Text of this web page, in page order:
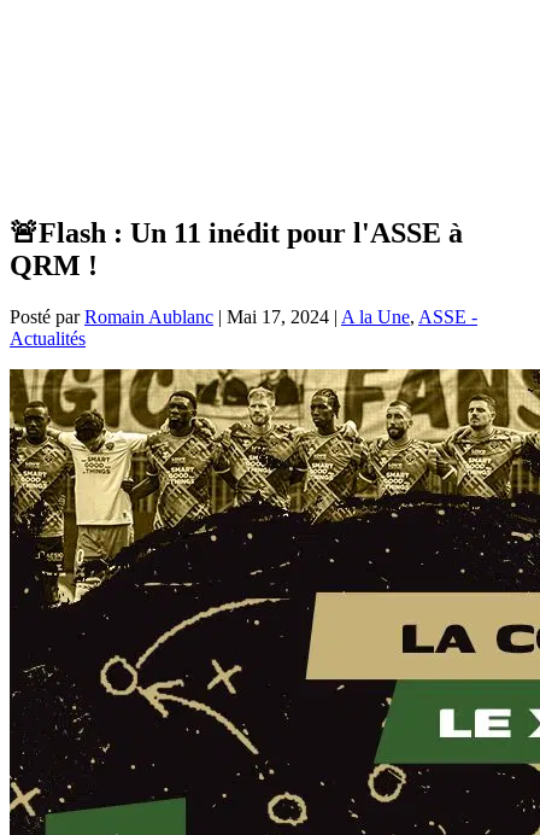
🚨Flash : Un 11 inédit pour l'ASSE à
QRM !
Posté parRomain Aublanc | Mai 17, 2024 | A la Une, ASSE -
Actualités